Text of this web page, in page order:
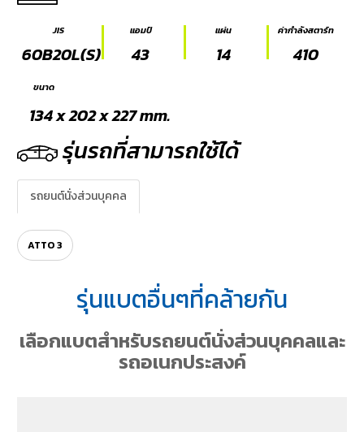
JIS
60B20L(S)
แอมป์
43
แผ่น
14
ค่ากำลังสตาร์ท
410
ขนาด
134 x 202 x 227 mm.
รุ่นรถที่สามารถใช้ได้
รถยนต์นั่งส่วนบุคคล
ATTO 3
รุ่นแบตอื่นๆที่คล้ายกัน
เลือกแบตสำหรับรถยนต์นั่งส่วนบุคคลและ
รถอเนกประสงค์